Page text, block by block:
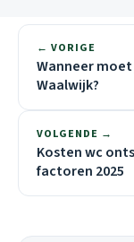
← VORIGE
Wanneer
Waalwijk?
VOLGENDE →
Kosten wc
factoren 2025